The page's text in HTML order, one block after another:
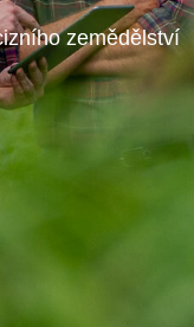
zemědělství